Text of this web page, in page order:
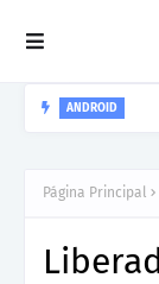
ANDROID
Página Principal